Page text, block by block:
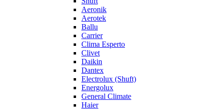
Aeronik
Aerotek
Ballu
Carrier
Clima Esperto
Clivet
Daikin
Dantex
Electrolux (Shuft)
Energolux
General Climate
Haier